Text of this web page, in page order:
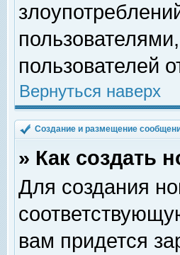
пользователей
Вернуться наверх
Создание и размещение
» Как создать
Для создания
вам придется